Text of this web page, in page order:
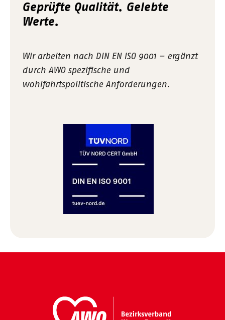
Geprüfte Qualität. Gelebte
Werte.
Wir arbeiten nach DIN EN ISO 9001 – ergänzt
durch AWO spezifische und
wohlfahrtspolitische Anforderungen.